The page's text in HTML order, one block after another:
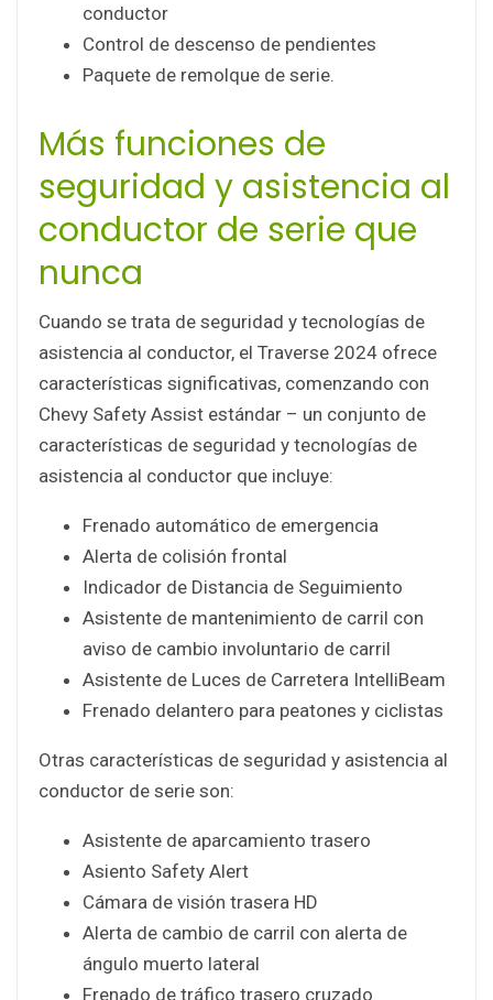
conductor
Control de descenso de pendientes
Paquete de remolque de serie.
Más funciones de
seguridad y asistencia al
conductor de serie que
nunca
Cuando se trata de seguridad y tecnologías de
asistencia al conductor, el Traverse 2024 ofrece
características significativas, comenzando con
Chevy Safety Assist estándar – un conjunto de
características de seguridad y tecnologías de
asistencia al conductor que incluye:
Frenado automático de emergencia
Alerta de colisión frontal
Indicador de Distancia de Seguimiento
Asistente de mantenimiento de carril con
aviso de cambio involuntario de carril
Asistente de Luces de Carretera IntelliBeam
Frenado delantero para peatones y ciclistas
Otras características de seguridad y asistencia al
conductor de serie son:
Asistente de aparcamiento trasero
Asiento Safety Alert
Cámara de visión trasera HD
Alerta de cambio de carril con alerta de
ángulo muerto lateral
Frenado de tráfico trasero cruzado